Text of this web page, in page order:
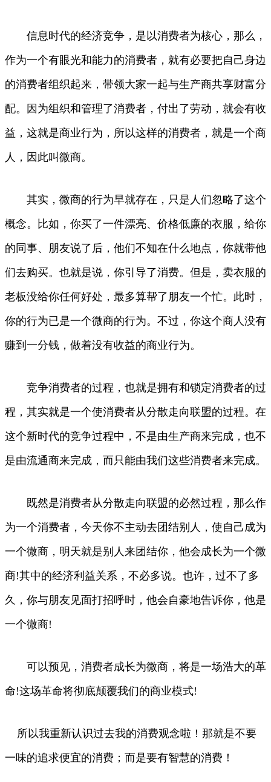
信息时代的经济竞争，是以消费者为核心，那么，
作为一个有眼光和能力的消费者，就有必要把自己身边
的消费者组织起来，带领大家一起与生产商共享财富分
配。因为组织和管理了消费者，付出了劳动，就会有收
益，这就是商业行为，所以这样的消费者，就是一个商
人，因此叫微商。
其实，微商的行为早就存在，只是人们忽略了这个
概念。比如，你买了一件漂亮、价格低廉的衣服，给你
的同事、朋友说了后，他们不知在什么地点，你就带他
们去购买。也就是说，你引导了消费。但是，卖衣服的
老板没给你任何好处，最多算帮了朋友一个忙。此时，
你的行为已是一个微商的行为。不过，你这个商人没有
赚到一分钱，做着没有收益的商业行为。
竞争消费者的过程，也就是拥有和锁定消费者的过
程，其实就是一个使消费者从分散走向联盟的过程。在
这个新时代的竞争过程中，不是由生产商来完成，也不
是由流通商来完成，而只能由我们这些消费者来完成。
既然是消费者从分散走向联盟的必然过程，那么作
为一个消费者，今天你不主动去团结别人，使自己成为
一个微商，明天就是别人来团结你，他会成长为一个微
商!其中的经济利益关系，不必多说。也许，过不了多
久，你与朋友见面打招呼时，他会自豪地告诉你，他是
一个微商!
可以预见，消费者成长为微商，将是一场浩大的革
命!这场革命将彻底颠覆我们的商业模式!
所以我重新认识过去我的消费观念啦！那就是不要
一味的追求便宜的消费；而是要有智慧的消费！